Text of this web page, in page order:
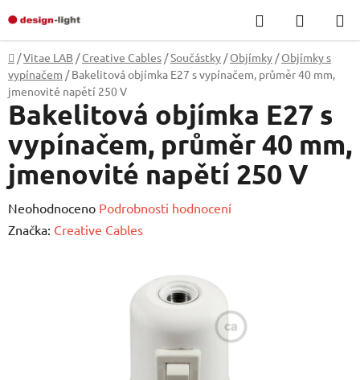
na
obsah
Hledat
KOŠÍK
Domů
/Vitae LAB / Creative Cables /Součástky / Objímky / Objímky s
vypínačem / Bakelitová objímka E27 s vypínačem, průměr 40 mm,
jmenovité napětí 250 V
Bakelitová objímka E27 s
vypínačem, průměr 40 mm,
jmenovité napětí 250 V
Průměrné
hodnocení
Neohodnoceno Podrobnosti hodnocení
Značka: Creative Cables